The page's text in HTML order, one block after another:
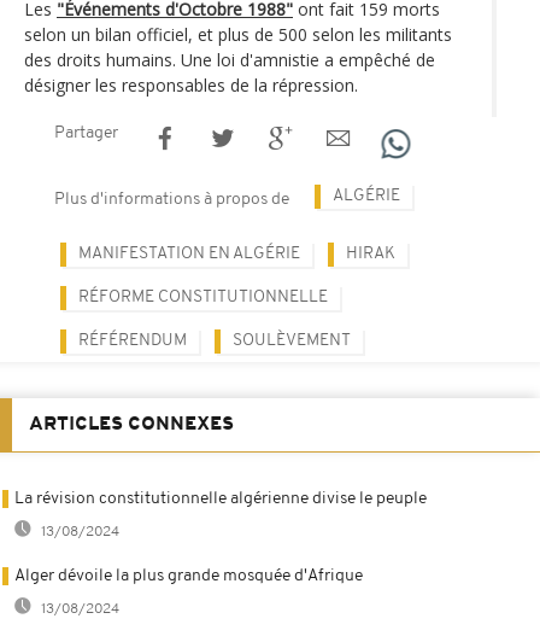
Les "Événements d'Octobre 1988" ont fait 159 morts
selon un bilan officiel, et plus de 500 selon les militants
des droits humains. Une loi d'amnistie a empêché de
désigner les responsables de la répression.
Partager
Plus d'informations à propos de ALGÉRIE
MANIFESTATION EN ALGÉRIE HIRAK
RÉFORME CONSTITUTIONNELLE
RÉFÉRENDUM SOULÈVEMENT
ARTICLES CONNEXES
La révision constitutionnelle algérienne divise le peuple
13/08/2024
Alger dévoile la plus grande mosquée d'Afrique
13/08/2024